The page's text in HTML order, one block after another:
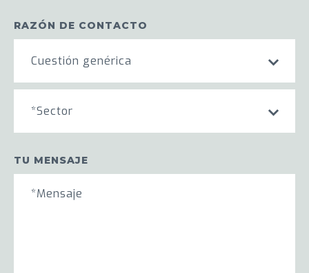
RAZÓN DE CONTACTO
Cuestión genérica
*Sector
TU MENSAJE